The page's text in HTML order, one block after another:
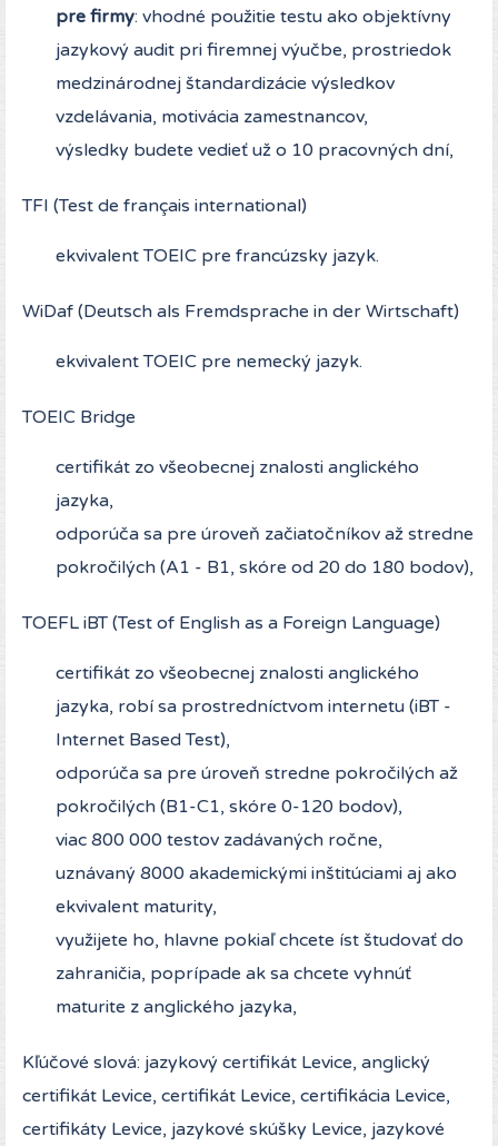
pre firmy: vhodné použitie testu ako objektívny
jazykový audit pri firemnej výučbe, prostriedok
medzinárodnej štandardizácie výsledkov
vzdelávania, motivácia zamestnancov,
výsledky budete vedieť už o 10 pracovných dní,
TFI (Test de français international)
ekvivalent TOEIC pre francúzsky jazyk.
WiDaf (Deutsch als Fremdsprache in der Wirtschaft)
ekvivalent TOEIC pre nemecký jazyk.
TOEIC Bridge
certifikát zo všeobecnej znalosti anglického
jazyka,
odporúča sa pre úroveň začiatočníkov až stredne
pokročilých (A1 - B1, skóre od 20 do 180 bodov),
TOEFL iBT (Test of English as a Foreign Language)
certifikát zo všeobecnej znalosti anglického
jazyka, robí sa prostredníctvom internetu (iBT -
Internet Based Test),
odporúča sa pre úroveň stredne pokročilých až
pokročilých (B1-C1, skóre 0-120 bodov),
viac 800 000 testov zadávaných ročne,
uznávaný 8000 akademickými inštitúciami aj ako
ekvivalent maturity,
využijete ho, hlavne pokiaľ chcete íst študovať do
zahraničia, poprípade ak sa chcete vyhnúť
maturite z anglického jazyka,
Kľúčové slová: jazykový certifikát Levice, anglický
certifikát Levice, certifikát Levice, certifikácia Levice,
certifikáty Levice, jazykové skúšky Levice, jazykové